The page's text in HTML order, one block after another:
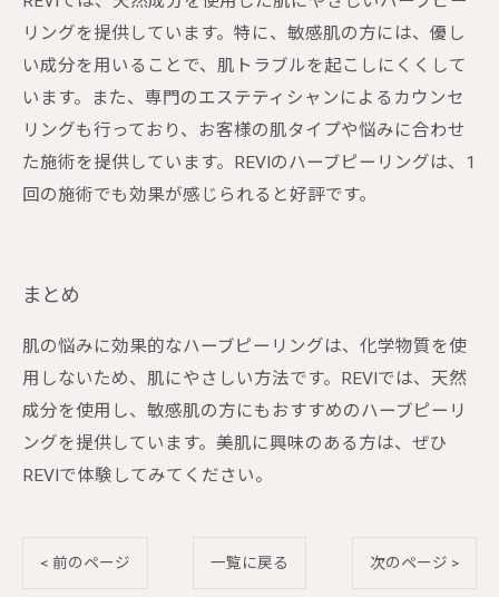
リングを提供しています。特に、敏感肌の方には、優し
い成分を用いることで、肌トラブルを起こしにくくして
います。また、専門のエステティシャンによるカウンセ
リングも行っており、お客様の肌タイプや悩みに合わせ
た施術を提供しています。REVIのハーブピーリングは、1
回の施術でも効果が感じられると好評です。
まとめ
肌の悩みに効果的なハーブピーリングは、化学物質を使
用しないため、肌にやさしい方法です。REVIでは、天然
成分を使用し、敏感肌の方にもおすすめのハーブピーリ
ングを提供しています。美肌に興味のある方は、ぜひ
REVIで体験してみてください。
< 前のページ 一覧に戻る 次のページ >